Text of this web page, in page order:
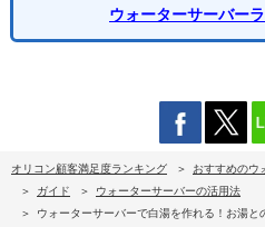
ウォーターサーバー
オリコン顧客満足度ランキング
おすすめのウ
ガイド
ウォーターサーバーの活用法
ウォーターサーバーで白湯を作れる！お湯